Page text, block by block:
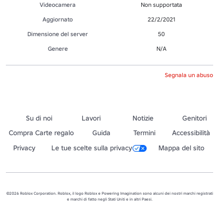
Videocamera
Non supportata
Aggiornato
22/2/2021
Dimensione del server
50
Genere
N/A
Segnala un abuso
Su di noi Lavori Notizie
Genitori
Compra Carte regalo
Guida Termini
Accessibilità
Privacy
Le tue scelte sulla privacy Mappa del sito
©2026 Roblox Corporation. Roblox, il logo Roblox e Powering Imagination sono alcuni dei nostri marchi registrati
e marchi di fatto negli Stati Uniti e in altri Paesi.